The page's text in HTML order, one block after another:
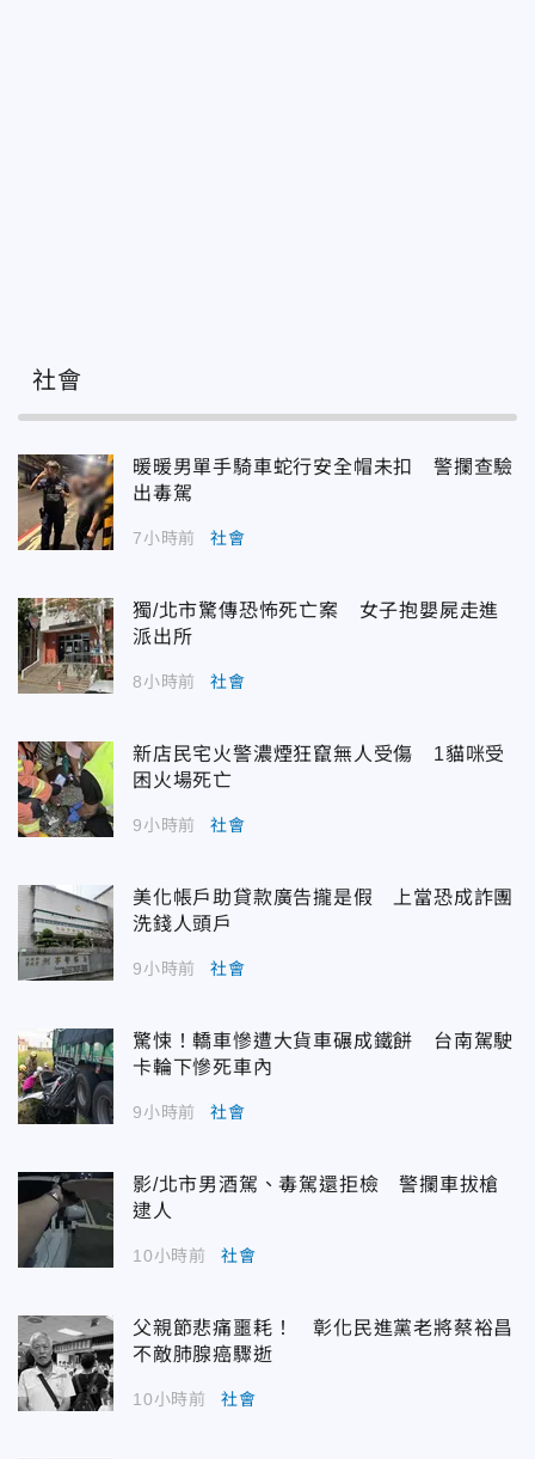
社會
暖暖男單手騎車蛇行安全帽未扣 警攔查驗
出毒駕
7小時前 社會
獨/北市驚傳恐怖死亡案 女子抱嬰屍走進
派出所
8小時前 社會
新店民宅火警濃煙狂竄無人受傷 1貓咪受
困火場死亡
9小時前 社會
美化帳戶助貸款廣告攏是假 上當恐成詐團
洗錢人頭戶
9小時前 社會
驚悚！轎車慘遭大貨車碾成鐵餅 台南駕駛
卡輪下慘死車內
9小時前 社會
影/北市男酒駕、毒駕還拒檢 警攔車拔槍
逮人
10小時前 社會
父親節悲痛噩耗！ 彰化民進黨老將蔡裕昌
不敵肺腺癌驟逝
10小時前 社會